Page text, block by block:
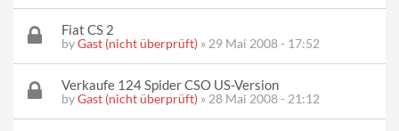
Fiat CS 2
byGast (nicht überprüft) » 29 Mai 2008 - 17:52
Verkaufe 124 Spider CSO US-Version
byGast (nicht überprüft) » 28 Mai 2008 - 21:12